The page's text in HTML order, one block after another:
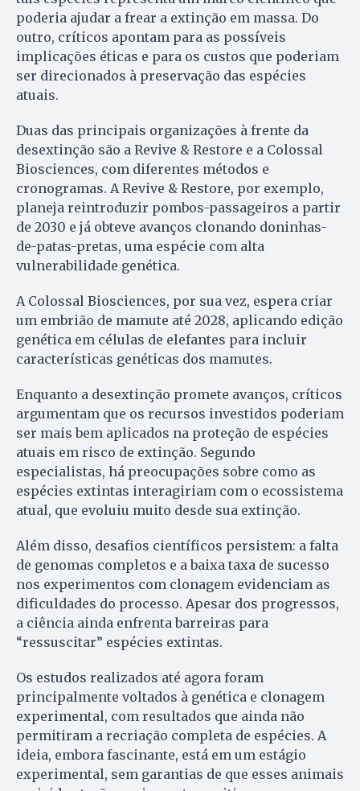
poderia ajudar a frear a extinção em massa. Do
outro, críticos apontam para as possíveis
implicações éticas e para os custos que poderiam
ser direcionados à preservação das espécies
atuais.
Duas das principais organizações à frente da
desextinção são a Revive & Restore e a Colossal
Biosciences, com diferentes métodos e
cronogramas. A Revive & Restore, por exemplo,
planeja reintroduzir pombos-passageiros a partir
de 2030 e já obteve avanços clonando doninhas-
de-patas-pretas, uma espécie com alta
vulnerabilidade genética.
A Colossal Biosciences, por sua vez, espera criar
um embrião de mamute até 2028, aplicando edição
genética em células de elefantes para incluir
características genéticas dos mamutes.
Enquanto a desextinção promete avanços, críticos
argumentam que os recursos investidos poderiam
ser mais bem aplicados na proteção de espécies
atuais em risco de extinção. Segundo
especialistas, há preocupações sobre como as
espécies extintas interagiriam com o ecossistema
atual, que evoluiu muito desde sua extinção.
Além disso, desafios científicos persistem: a falta
de genomas completos e a baixa taxa de sucesso
nos experimentos com clonagem evidenciam as
dificuldades do processo. Apesar dos progressos,
a ciência ainda enfrenta barreiras para
“ressuscitar” espécies extintas.
Os estudos realizados até agora foram
principalmente voltados à genética e clonagem
experimental, com resultados que ainda não
permitiram a recriação completa de espécies. A
ideia, embora fascinante, está em um estágio
experimental, sem garantias de que esses animais